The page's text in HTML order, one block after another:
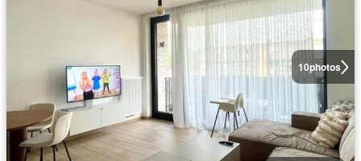
10photos